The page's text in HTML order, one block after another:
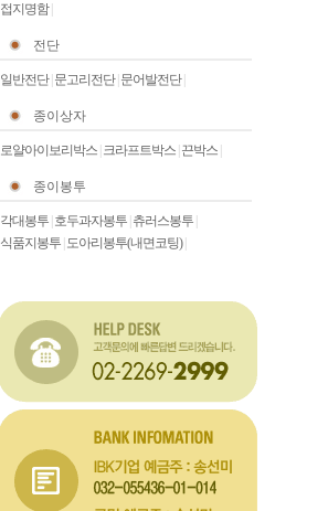
접지명함|
전단
일반전단| 문고리전단| 문어발전단|
종이상자
로얄아이보리박스 크라프트박스 끈박스
종이봉투
각대봉투 호두과자봉투 츄러스봉투
식품지봉투 도아리봉투(내면코팅)|